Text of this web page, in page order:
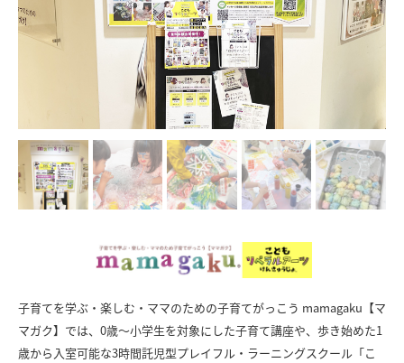
子育てを学ぶ・楽しむ・ママのための子育てがっこう mamagaku【マ
マガク】では、0歳～小学生を対象にした子育て講座や、歩き始めた1
歳から入室可能な3時間託児型プレイフル・ラーニングスクール「こ